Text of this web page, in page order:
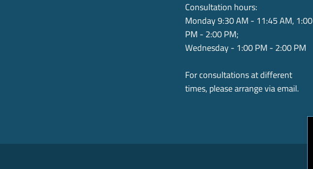
Consultation hours:
Monday 9:30 AM - 11:45 AM, 1:00
PM - 2:00 PM;
Wednesday - 1:00 PM - 2:00 PM
For consultations at different
times, please arrange via email.